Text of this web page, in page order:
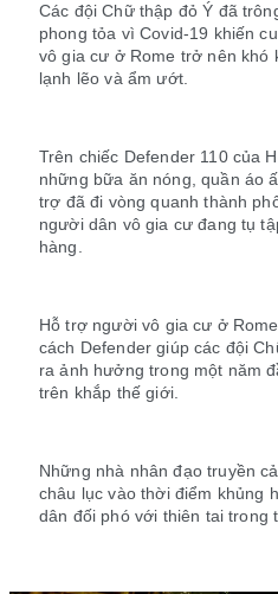
Các đội Chữ thập đỏ Ý đã
phong tỏa vì Covid-19 khiến
vô gia cư ở Rome trở nên khó
lạnh lẽo và ẩm ướt.
Trên chiếc Defender 110 của
những bữa ăn nóng, quần áo
trợ đã đi vòng quanh thành
người dân vô gia cư đang tụ
hàng.
Hỗ trợ người vô gia cư ở
cách Defender giúp các đội
ra ảnh hưởng trong một năm
trên khắp thế giới.
Những nhà nhân đạo truyền
châu lục vào thời điểm khủng
dân đối phó với thiên tai trong